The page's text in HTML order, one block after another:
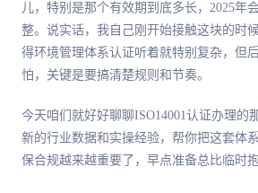
儿，特别是那个有效期到底多长，2025年
整。说实话，我自己刚开始接触这块的时
得环境管理体系认证听着就特别复杂，但
怕，关键是要搞清楚规则和节奏。
今天咱们就好好聊聊ISO14001认证办理的
新的行业数据和实操经验，帮你把这套体
保合规越来越重要了，早点准备总比临时